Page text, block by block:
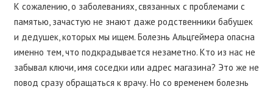
К сожалению, о заболеваниях, связанных с проблемами с
памятью, зачастую не знают даже родственники бабушек
и дедушек, которых мы ищем. Болезнь Альцгеймера опасна
именно тем, что подкрадывается незаметно. Кто из нас не
забывал ключи, имя соседки или адрес магазина? Это же не
повод сразу обращаться к врачу. Но со временем болезнь